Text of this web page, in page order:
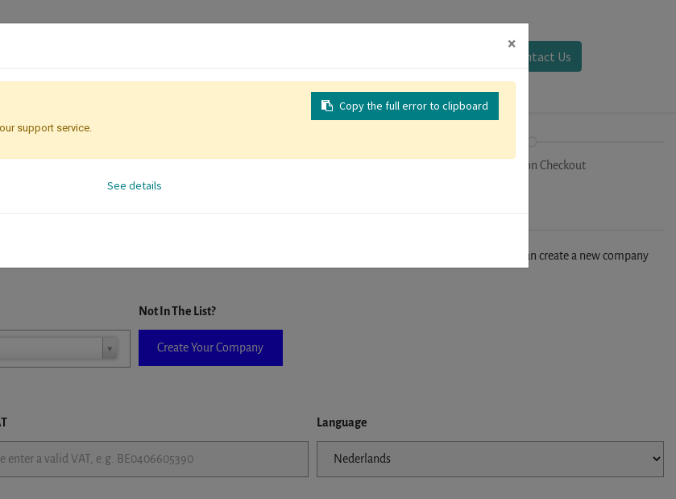
Contact Us
Registration Checkout
company is selected it will auto-complete the form. If you don't find your company in our database, you can create a new company
Not In The List?
Create Your Company
Language
×
Copy the full error to clipboard
support service.
See details